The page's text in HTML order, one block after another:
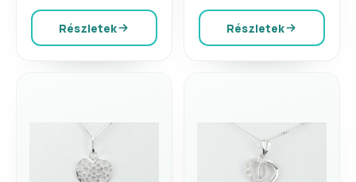
Részletek Részletek